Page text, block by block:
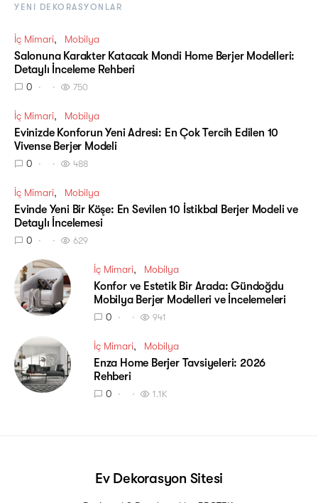
YENI DEKORASYONLAR
İç Mimari Mobilya
Salonuna Karakter Katacak Mondi Home Berjer Modelleri:
Detaylı İnceleme Rehberi
0 750
İç Mimari Mobilya
Evinizde Konforun Yeni Adresi: En Çok Tercih Edilen 10
Vivense Berjer Modeli
0 488
İç Mimari Mobilya
Evinde Yeni Bir Köşe: En Sevilen 10 İstikbal Berjer Modeli ve
Detaylı İncelemesi
0 629
İç Mimari Mobilya
Konfor ve Estetik Bir Arada: Gündoğdu
Mobilya Berjer Modelleri ve İncelemeleri
0 941
İç Mimari Mobilya
Enza Home Berjer Tavsiyeleri: 2026
Rehberi
0 1.1K
Ev Dekorasyon Sitesi